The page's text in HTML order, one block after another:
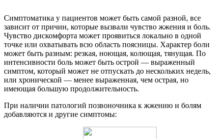
Симптоматика у пациентов может быть самой разной, все
зависит от причин, которые вызвали чувство жжения и боль.
Чувство дискомфорта может проявиться локально в одной
точке или охватывать всю область поясницы. Характер боли
может быть разным: резкая, ноющая, колющая, тянущая. По
интенсивности боль может быть острой — выраженный
симптом, который может не отпускать до нескольких недель,
или хронической — менее выраженная, чем острая, но
имеющая большую продолжительность.
При наличии патологий позвоночника к жжению и болям
добавляются и другие симптомы: